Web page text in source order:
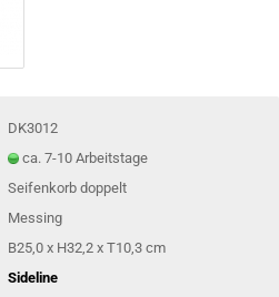
DK3012
ca. 7-10 Arbeitstage
Seifenkorb doppelt
Messing
B25,0 x H32,2 x T10,3 cm
Sideline